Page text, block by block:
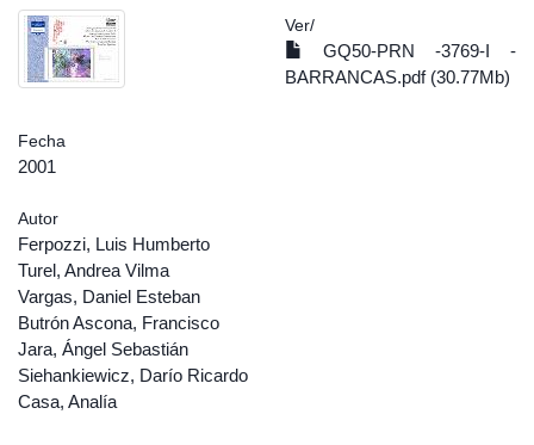
Ver/
GQ50-PRN -3769-I -
BARRANCAS.pdf (30.77Mb)
Fecha
2001
Autor
Ferpozzi, Luis Humberto
Turel, Andrea Vilma
Vargas, Daniel Esteban
Butrón Ascona, Francisco
Jara, Ángel Sebastián
Siehankiewicz, Darío Ricardo
Casa, Analía